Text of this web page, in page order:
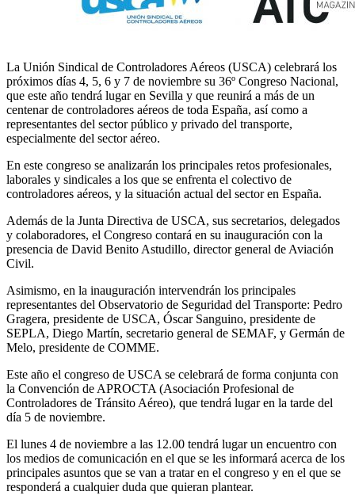
La Unión Sindical de Controladores Aéreos (USCA) celebrará los
próximos días 4, 5, 6 y 7 de noviembre su 36º Congreso Nacional,
que este año tendrá lugar en Sevilla y que reunirá a más de un
centenar de controladores aéreos de toda España, así como a
representantes del sector público y privado del transporte,
especialmente del sector aéreo.
En este congreso se analizarán los principales retos profesionales,
laborales y sindicales a los que se enfrenta el colectivo de
controladores aéreos, y la situación actual del sector en España.
Además de la Junta Directiva de USCA, sus secretarios, delegados
y colaboradores, el Congreso contará en su inauguración con la
presencia de David Benito Astudillo, director general de Aviación
Civil.
Asimismo, en la inauguración intervendrán los principales
representantes del Observatorio de Seguridad del Transporte: Pedro
Gragera, presidente de USCA, Óscar Sanguino, presidente de
SEPLA, Diego Martín, secretario general de SEMAF, y Germán de
Melo, presidente de COMME.
Este año el congreso de USCA se celebrará de forma conjunta con
la Convención de APROCTA (Asociación Profesional de
Controladores de Tránsito Aéreo), que tendrá lugar en la tarde del
día 5 de noviembre.
El lunes 4 de noviembre a las 12.00 tendrá lugar un encuentro con
los medios de comunicación en el que se les informará acerca de los
principales asuntos que se van a tratar en el congreso y en el que se
responderá a cualquier duda que quieran plantear.